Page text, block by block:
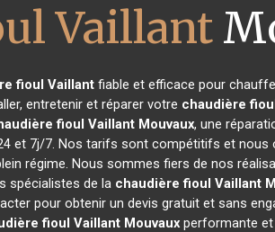
Vaillant
fioul Vaillantfiable et efficace pour
entretenir et réparer votre chaudière
fioul Vaillant Mouvaux, une
et 7j/7. Nos tarifs sont compétitifs et
régime. Nous sommes fiers de nos
spécialistes de la chaudière fioul Vaillant
pour obtenir un devis gratuit et sans
fioul Vaillant Mouvaux performante et